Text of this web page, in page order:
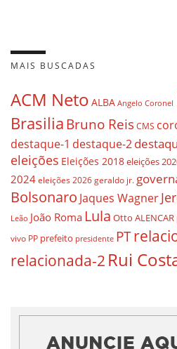
MAIS BUSCADAS
ACM Neto ALBA Angelo Coronel
BrasiliaBruno ReisCMS
destaque-1 destaque-2
eleições Eleições 2018eleições
2024 eleições 2026 geraldo jr.
Bolsonaro Jaques Wagner
Leão João Roma Lula Otto ALENCAR
vivo PP prefeito presidente PT
relacionada-2 Rui